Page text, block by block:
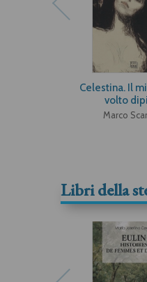
Celestina. Il
volto
Marco
Libri della